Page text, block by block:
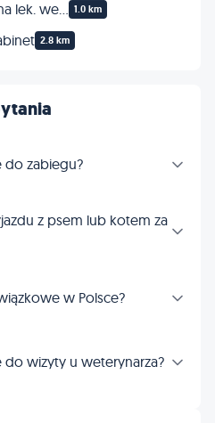
1.0 km
2.8 km
do zabiegu?
z psem lub kotem za
w Polsce?
wizyty u weterynarza?